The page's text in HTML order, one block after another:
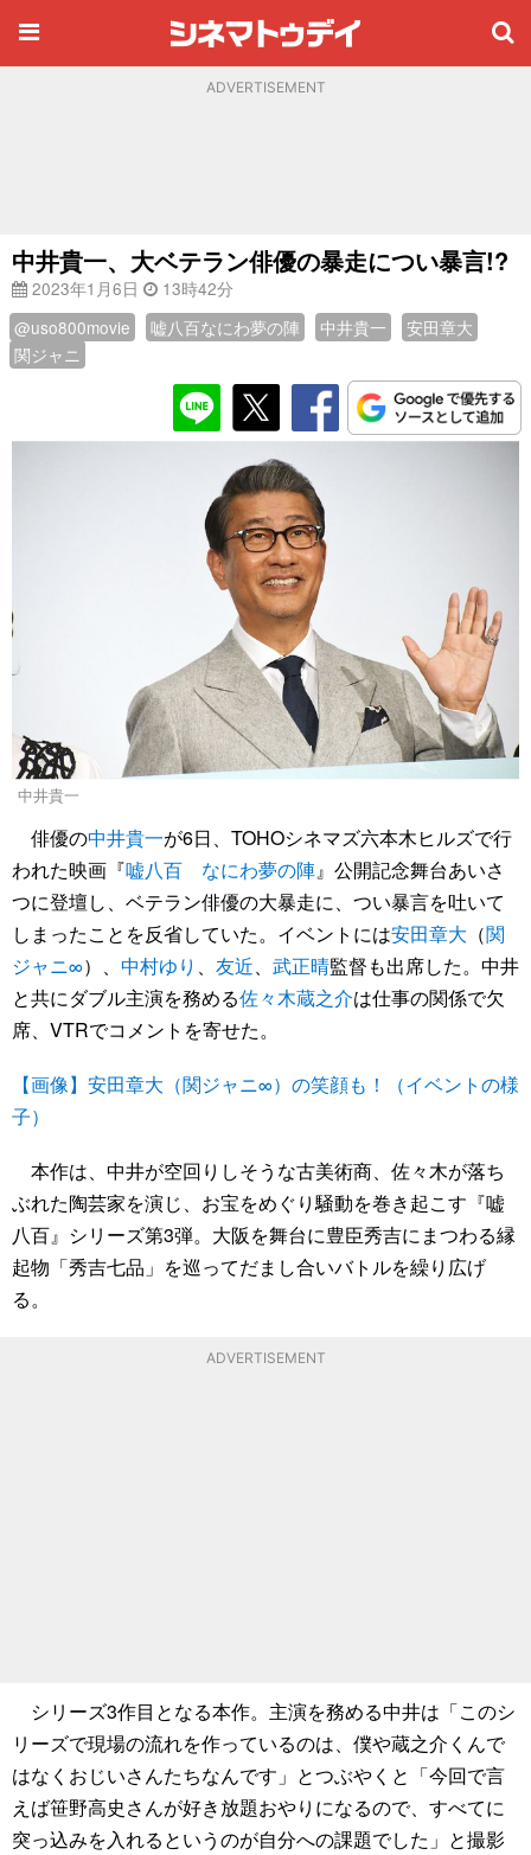
ADVERTISEMENT
中井貴一、大ベテラン俳優の暴走につい暴言!?
2023年1月6日
13時42分
@uso800movie
嘘八百なにわ夢の陣 中井貴一
安田章大
関ジャニ
中井貴一
俳優の中井貴一が6日、TOHOシネマズ六本木ヒルズで行
われた映画『嘘八百 なにわ夢の陣』公開記念舞台あいさ
つに登壇し、ベテラン俳優の大暴走に、つい暴言を吐いて
しまったことを反省していた。イベントには安田章大 （関
ジャニ∞）、 中村ゆり 友近 武正晴監督も出席した。中井
と共にダブル主演を務める佐々木蔵之介は仕事の関係で欠
席、VTRでコメントを寄せた。
【画像】安田章大（関ジャニ∞）の笑顔も！（イベントの様
子）
本作は、中井が空回りしそうな古美術商、佐々木が落ち
ぶれた陶芸家を演じ、お宝をめぐり騒動を巻き起こす『嘘
八百』シリーズ第3弾。大阪を舞台に豊臣秀吉にまつわる縁
起物「秀吉七品」を巡ってだまし合いバトルを繰り広げ
る。
ADVERTISEMENT
シリーズ3作目となる本作。主演を務める中井は「このシ
リーズで現場の流れを作っているのは、僕や蔵之介くんで
はなくおじいさんたちなんです」とつぶやくと「今回で言
えば笹野高史さんが好き放題おやりになるので、すべてに
突っ込みを入れるというのが自分への課題でした」と撮影